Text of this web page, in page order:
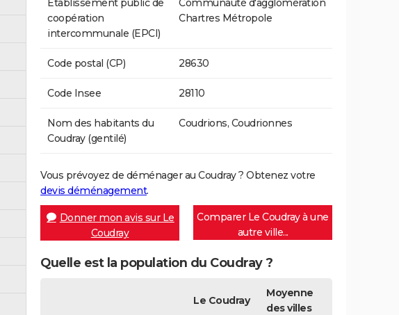
Etablissement public de
coopération
intercommunale (EPCI)
Communauté d'agglomération
Chartres Métropole
Code postal (CP) 28630
Code Insee 28110
Nom des habitants du
Coudray (gentilé)
Coudrions, Coudrionnes
Vous prévoyez de déménager au Coudray ? Obtenez votre
devis déménagement.
Donner mon avis sur Le
Coudray
Comparer Le Coudray à une
autre ville...
Quelle est la population du Coudray ?
Le Coudray
Moyenne
des villes